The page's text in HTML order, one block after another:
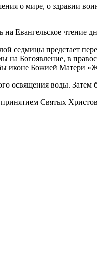
о мире, о здравии
Евангельское чтение
седмицы предстает
на Богоявление, в
иконе Божией Матери
освящения воды. Затем
Святых